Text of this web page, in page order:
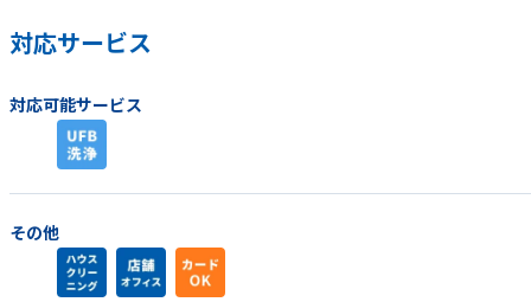
対応サービス
対応可能サービス
その他